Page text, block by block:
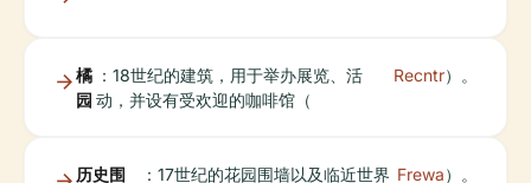
橘
园
：18世纪的建筑，用于举办展览、活
动，并设有受欢迎的咖啡馆（
Recntr）。
历史围
：17世纪的花园围墙以及临近世界 Frewa）。